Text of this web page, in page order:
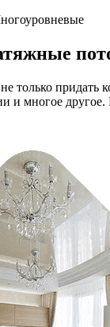
только
и многое другое.